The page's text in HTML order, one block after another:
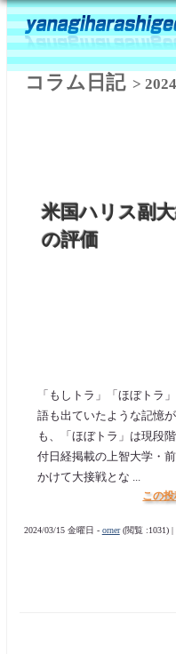
コラム日記> 2024
米国ハリス副
の評価
「もしトラ」「ほぼトラ
語も出ていたような記憶
も、「ほぼトラ」は現段
付日経掲載の上智大学・
かけて大接戦とな ...
この
2024/03/15 金曜日 - orner(閲覧 :1031) |